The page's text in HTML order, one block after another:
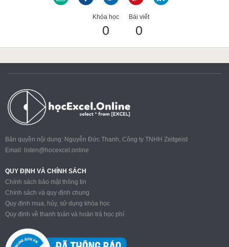
Google Sheet
MOS
Power BI
Khóa học
0
Bài viết
0
Bản quyền nội dung: Nguyễn Đức Thanh, Công ty TNHH Zeitgeist
Email: listen@hocexcel.online
QUY ĐỊNH VÀ CHÍNH SÁCH
Chính sách bảo mật thông tin
Chính sách và quy định chung
Quy định mua, hủy, sử dụng khóa học
Quy định về thanh toán và hoàn trả học phí